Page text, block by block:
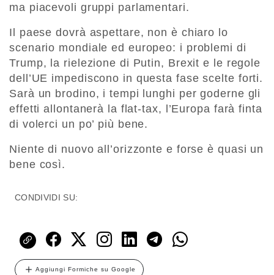
ma piacevoli gruppi parlamentari.
Il paese dovrà aspettare, non è chiaro lo
scenario mondiale ed europeo: i problemi di
Trump, la rielezione di Putin, Brexit e le regole
dell’UE impediscono in questa fase scelte forti.
Sarà un brodino, i tempi lunghi per goderne gli
effetti allontanerà la flat-tax, l’Europa farà finta
di volerci un po’ più bene.
Niente di nuovo all’orizzonte e forse è quasi un
bene così.
CONDIVIDI SU:
Aggiungi Formiche su Google